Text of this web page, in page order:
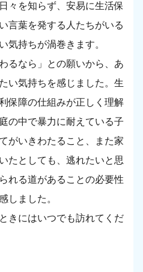
々を知らず、安易に生活保
言葉を発する人たちがいる
気持ちが渦巻きます。
るなら」との願いから、あ
い気持ちを感じました。生
保障の仕組みが正しく理解
の中で暴力に耐えている子
がいきわたること、また家
たとしても、逃れたいと思
れる道があることの必要性
しました。
きにはいつでも訪れてくだ